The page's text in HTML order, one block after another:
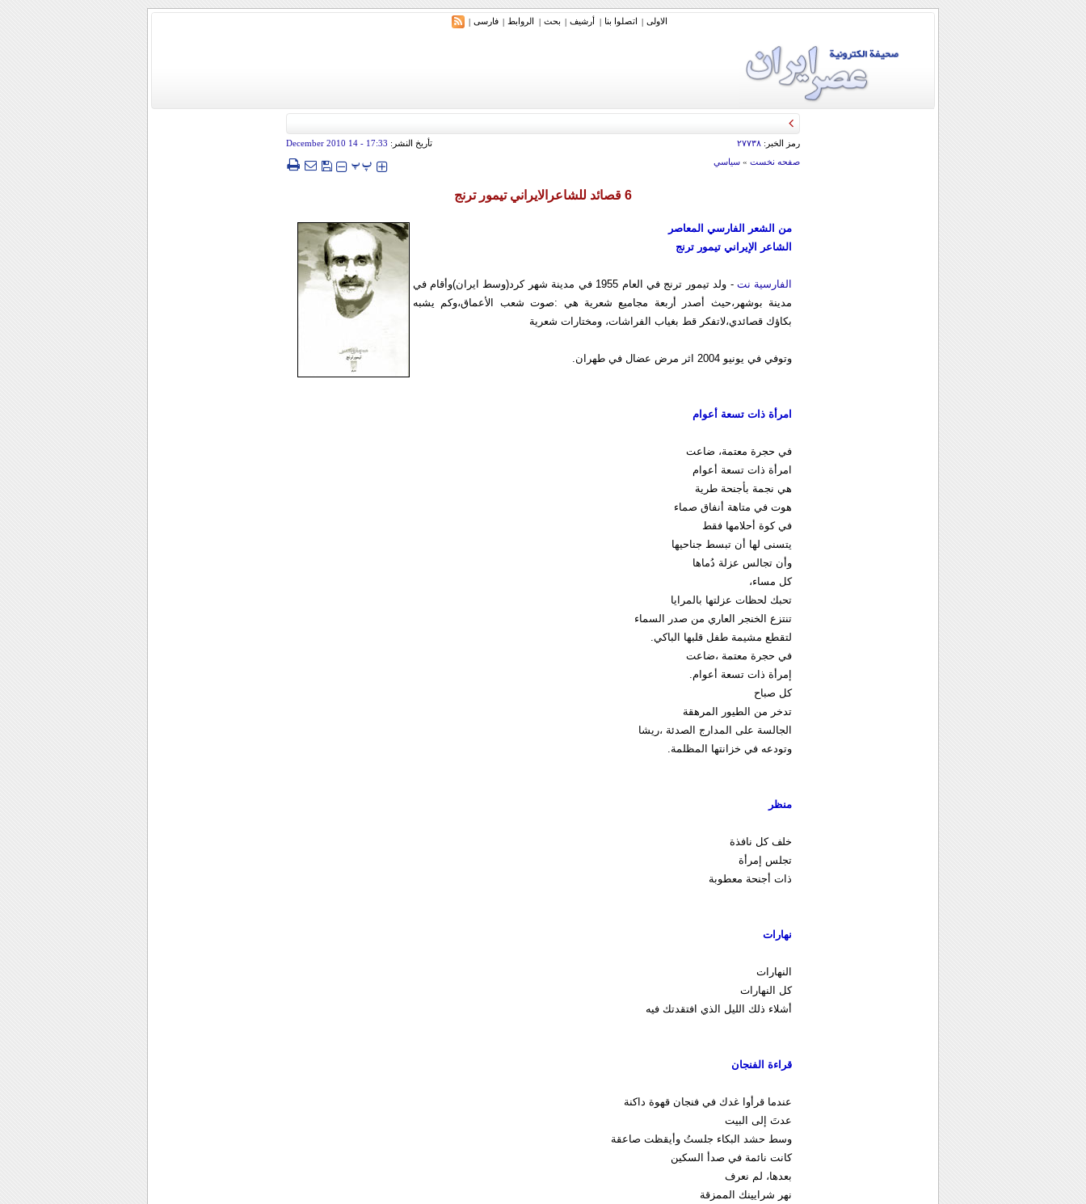
الاولی | اتصلوا بنا | أرشیف | بحث | الروابط | فارسی |
رمز الخبر: ۲۷۷۳۸ تأريخ النشر: 17:33
- 14 December 2010
صفحه نخست» سياسي ‍‍‍ پپ
6 قصائد للشاعرالايراني تيمور ترنج
من الشعر الفارسي المعاصر
الشاعر الإيراني تيمور ترنج
الفارسیة نت
- ولد تيمور ترنج في العام 1955 في مدينة شهر كرد(وسط ايران)وأقام في
مدينة بوشهر،حيث أصدر أربعة مجاميع شعرية هي :صوت شعب الأعماق،وكم يشبه
بكاؤك قصائدي،لاتفكر قط بغياب الفراشات، ومختارات شعرية
وتوفي في يونيو 2004 اثر مرض عضال في طهران.
امرأة ذات تسعة أعوام
في حجرة معتمة، ضاعت
امرأة ذات تسعة أعوام
هي نجمة بأجنحة طرية
هوت في متاهة أنفاق صماء
في كوة أحلامها فقط
يتسنى لها أن تبسط جناحيها
وأن تجالس عزلة دُماها
كل مساء،
تحبك لحظات عزلتها بالمرايا
تنتزع الخنجر العاري من صدر السماء
لتقطع مشيمة طفل قلبها الباكي.
في حجرة معتمة ،ضاعت
إمرأة ذات تسعة أعوام.
كل صباح
تدخر من الطيور المرهقة
الجالسة على المدارج الصدئة ،ريشا
وتودعه في خزانتها المظلمة.
منظر
خلف كل نافذة
تجلس إمرأة
ذات أجنحة معطوبة
نهارات
النهارات
كل النهارات
أشلاء ذلك الليل الذي افتقدتك فيه
قراءة الفنجان
عندما قرأوا غدك في فنجان قهوة داكنة
عدتَ إلى البيت
وسط حشد البكاء جلستُ وأيقظت صاعقة
كانت نائمة في صدأ السكين
بعدها، لم نعرف
نهر شرايينك الممزقة